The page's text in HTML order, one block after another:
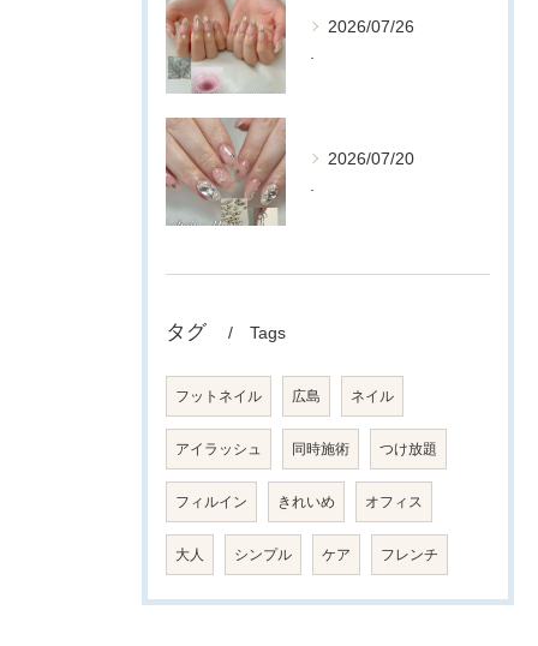
2026/07/26
2026/07/20
タグ Tags
フットネイル 広島 ネイル
アイラッシュ 同時施術 つけ放題
フィルイン きれいめ オフィス
大人 シンプル ケア フレンチ